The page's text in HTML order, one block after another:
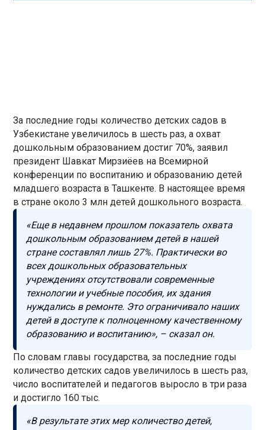
За последние годы количество детских садов в
Узбекистане увеличилось в шесть раз, а охват
дошкольным образованием достиг 70%, заявил
президент Шавкат Мирзиёев на Всемирной
конференции по воспитанию и образованию детей
младшего возраста в Ташкенте. В настоящее время
в стране около 3 млн детей дошкольного возраста.
«Еще в недавнем прошлом показатель охвата
дошкольным образованием детей в нашей
стране составлял лишь 27%. Практически во
всех дошкольных образовательных
учреждениях отсутствовали современные
технологии и учебные пособия, их здания
нуждались в ремонте. Это ограничивало наших
детей в доступе к полноценному качественному
образованию и воспитанию», – сказал он.
По словам главы государства, за последние годы
количество детских садов увеличилось в шесть раз,
число воспитателей и педагогов выросло в три раза
и достигло 160 тыс.
«В результате этих мер количество детей,